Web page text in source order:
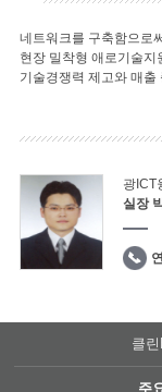
네트워크를 구축함으로
현장 밀착형 애로기술지
기술경쟁력 제고와 매출
광ICT
실장
클린
주